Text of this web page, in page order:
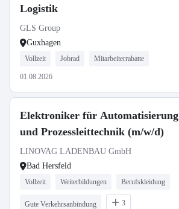
Logistik
GLS Group
Guxhagen
Vollzeit Jobrad Mitarbeiterrabatte
01.08.2026
Elektroniker für Automatisierung
und Prozessleittechnik (m/w/d)
LINOVAG LADENBAU GmbH
Bad Hersfeld
Vollzeit Weiterbildungen Berufskleidung
Gute Verkehrsanbindung 3